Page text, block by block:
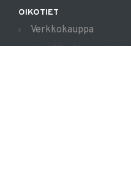
OIKOTIET
Verkkokauppa